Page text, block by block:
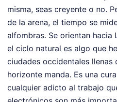
misma, seas creyente o no.
de la arena, el tiempo se
alfombras. Se orientan hacia
el ciclo natural es algo que
ciudades occidentales
horizonte manda. Es una
cualquier adicto al trabajo